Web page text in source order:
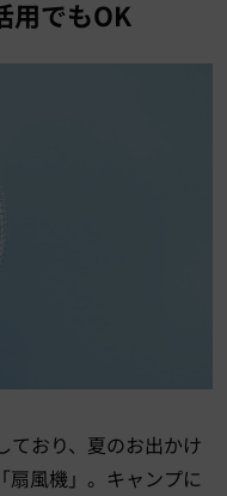
用でもOK
ており、夏のお出かけ
扇風機」。キャンプに